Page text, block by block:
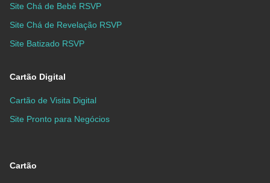
Site Chá de Bebê RSVP
Site Chá de Revelação RSVP
Site Batizado RSVP
Cartão Digital
Cartão de Visita Digital
Site Pronto para Negócios
Cartão